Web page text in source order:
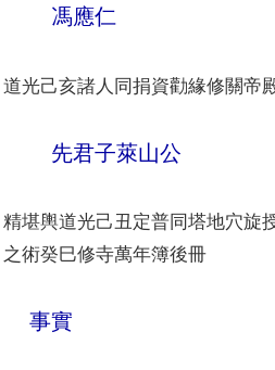
馮應仁
道光己亥諸人同捐資勸緣修關帝
先君子萊山公
精堪輿道光己丑定普同塔地穴旋
之術癸巳修寺萬年簿後冊
事實